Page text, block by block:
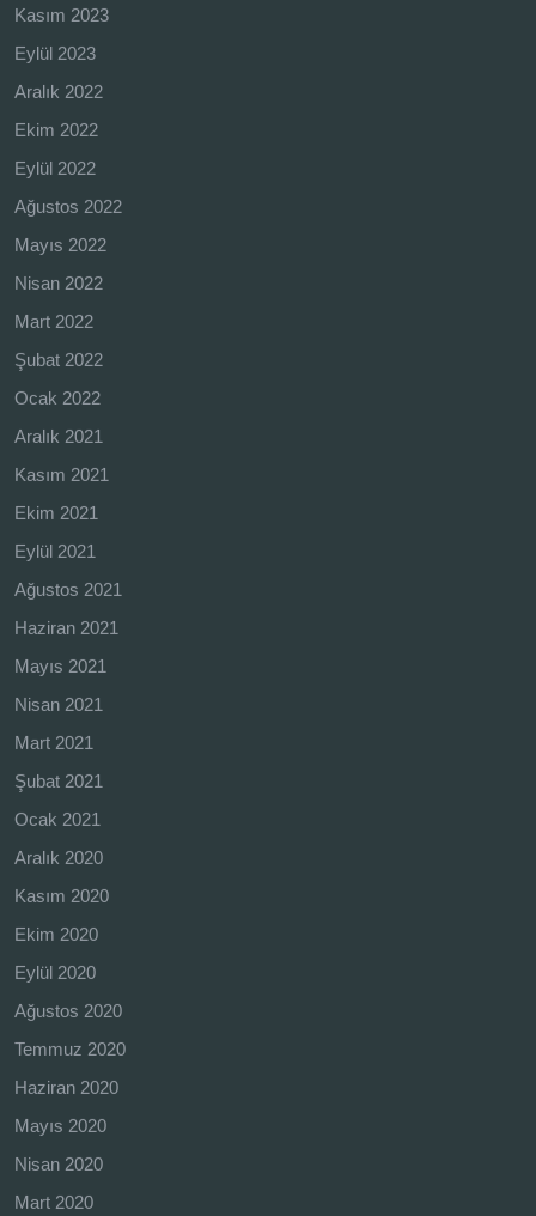
Kasım 2023
Eylül 2023
Aralık 2022
Ekim 2022
Eylül 2022
Ağustos 2022
Mayıs 2022
Nisan 2022
Mart 2022
Şubat 2022
Ocak 2022
Aralık 2021
Kasım 2021
Ekim 2021
Eylül 2021
Ağustos 2021
Haziran 2021
Mayıs 2021
Nisan 2021
Mart 2021
Şubat 2021
Ocak 2021
Aralık 2020
Kasım 2020
Ekim 2020
Eylül 2020
Ağustos 2020
Temmuz 2020
Haziran 2020
Mayıs 2020
Nisan 2020
Mart 2020